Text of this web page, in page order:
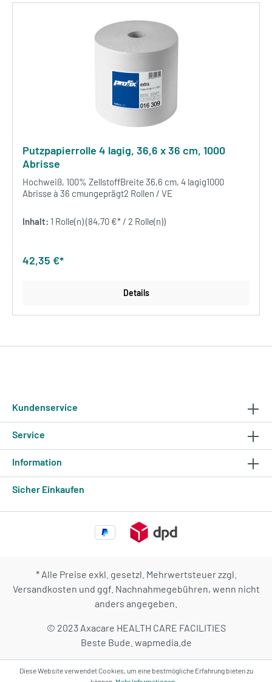
Putzpapierrolle 4 lagig, 36,6 x 36 cm, 1000
Abrisse
Hochweiß, 100% ZellstoffBreite 36,6 cm, 4 lagig1000
Abrisse à 36 cmungeprägt2 Rollen / VE
Inhalt: 1 Rolle(n)(84,70 €* / 2 Rolle(n))
42,35 €*
Details
Kundenservice
Service
Information
Sicher Einkaufen
* Alle Preise exkl. gesetzl. Mehrwertsteuer zzgl.
Versandkosten und ggf. Nachnahmegebühren, wenn nicht
anders angegeben.
© 2023 Axacare HEALTH CARE FACILITIES
Beste Bude. wapmedia.de
Diese Website verwendet Cookies, um eine bestmögliche Erfahrung bieten zu